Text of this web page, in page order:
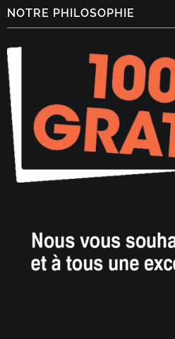
NOTRE PHILOSOPHIE